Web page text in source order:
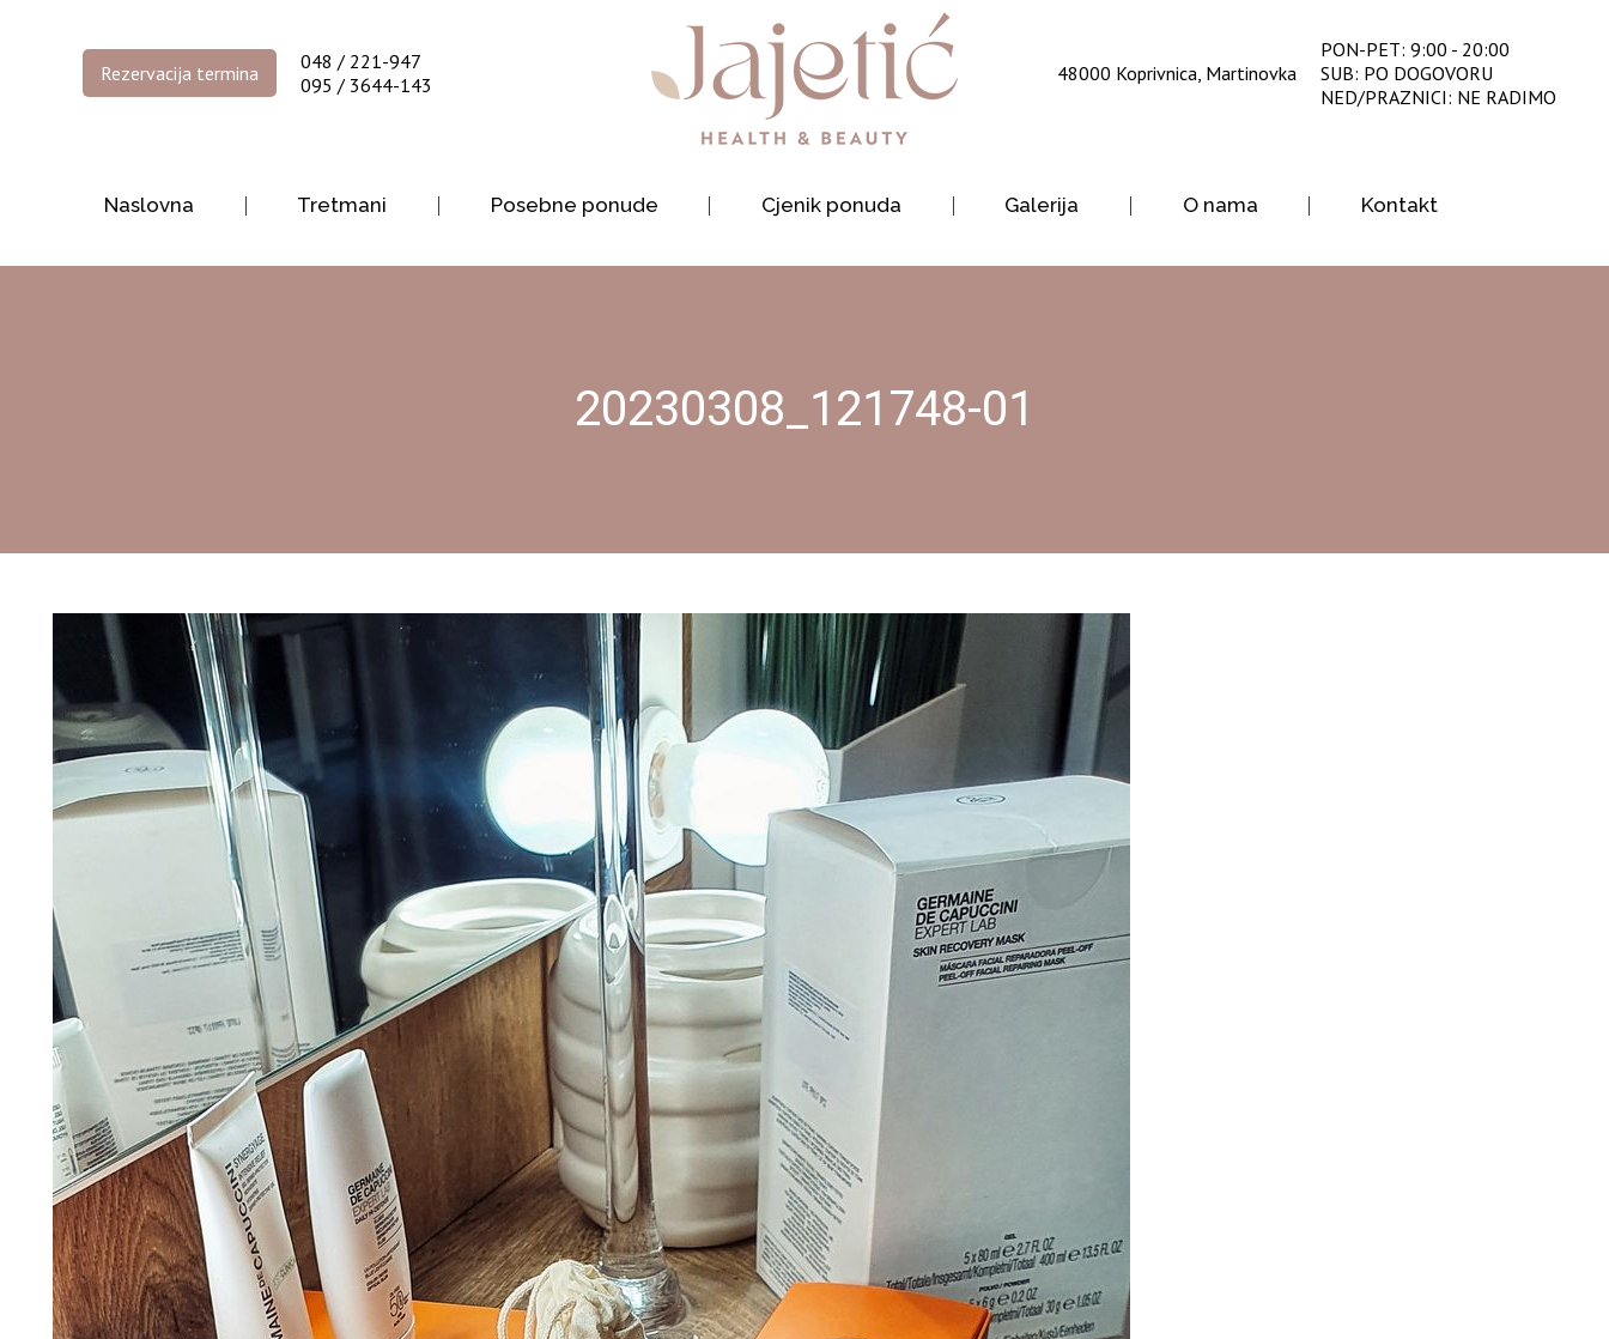
Rezervacija termina
048 / 221-947
095 / 3644-143
48000 Koprivnica, Martinovka
PON-PET: 9:00 - 20:00
SUB: PO DOGOVORU
NED/PRAZNICI: NE RADIMO
Naslovna Tretmani Posebne ponude Cjenik ponuda Galerija O nama Kontakt
20230308_121748-01